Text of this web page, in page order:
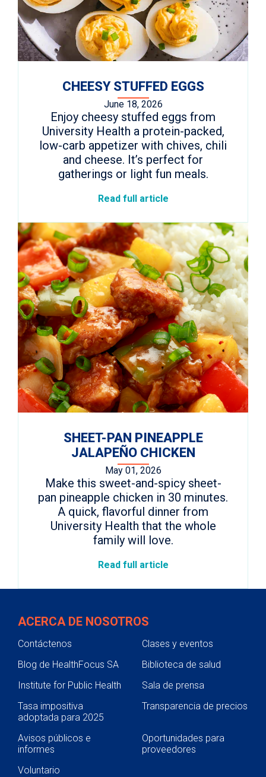
CHEESY STUFFED EGGS
June 18, 2026
Enjoy cheesy stuffed eggs from
University Health a protein-packed,
low-carb appetizer with chives, chili
and cheese. It’s perfect for
gatherings or light fun meals.
Read full article
SHEET-PAN PINEAPPLE
JALAPEÑO CHICKEN
May 01, 2026
Make this sweet-and-spicy sheet-
pan pineapple chicken in 30 minutes.
A quick, flavorful dinner from
University Health that the whole
family will love.
Read full article
ACERCA DE NOSOTROS
Contáctenos
Clases y eventos
Blog de HealthFocus SA
Biblioteca de salud
Institute for Public Health
Sala de prensa
Tasa impositiva
adoptada para 2025
Transparencia de precios
Avisos públicos e
informes
Oportunidades para
proveedores
Voluntario